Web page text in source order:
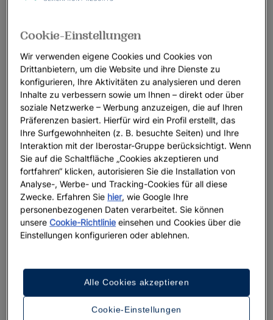
Cookie-Einstellungen
Wir verwenden eigene Cookies und Cookies von
Drittanbietern, um die Website und ihre Dienste zu
konfigurieren, Ihre Aktivitäten zu analysieren und deren
Inhalte zu verbessern sowie um Ihnen – direkt oder über
soziale Netzwerke – Werbung anzuzeigen, die auf Ihren
Präferenzen basiert. Hierfür wird ein Profil erstellt, das
Ihre Surfgewohnheiten (z. B. besuchte Seiten) und Ihre
Interaktion mit der Iberostar-Gruppe berücksichtigt. Wenn
Sie auf die Schaltfläche „Cookies akzeptieren und
fortfahren“ klicken, autorisieren Sie die Installation von
Analyse-, Werbe- und Tracking-Cookies für all diese
Zwecke. Erfahren Sie hier, wie Google Ihre
personenbezogenen Daten verarbeitet. Sie können
unsereCookie-Richtlinie einsehen und Cookies über die
Einstellungen konfigurieren oder ablehnen.
Cookie-Einstellungen
Alle Cookies akzeptieren